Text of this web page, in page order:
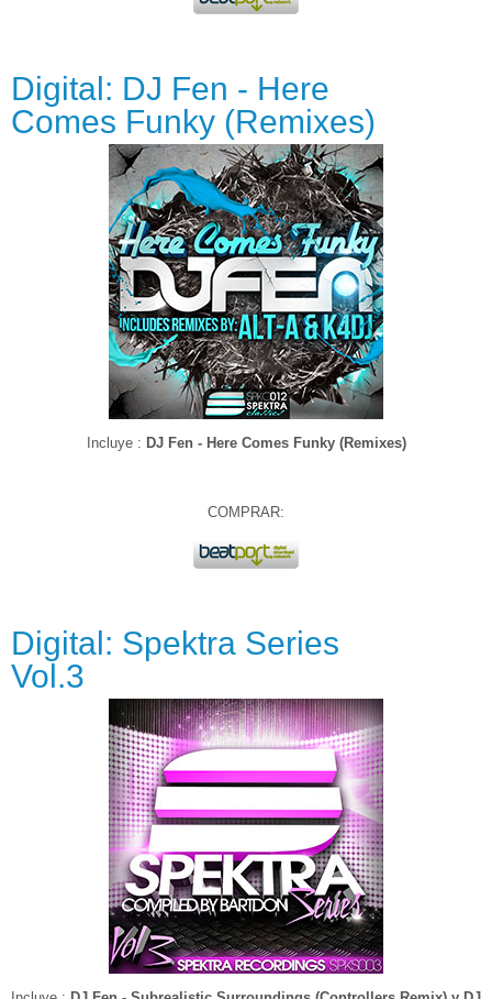
Digital: DJ Fen - Here
Comes Funky (Remixes)
Incluye : DJ Fen - Here Comes Funky (Remixes)
COMPRAR:
Digital: Spektra Series
Vol.3